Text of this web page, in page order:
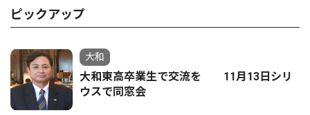
ピックアップ
大和
大和東高卒業生で交流を 11月13日シリ
ウスで同窓会